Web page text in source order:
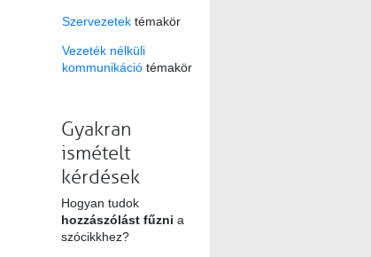
Szervezetektémakör
Vezeték nélküli
kommunikációtémakör
Gyakran
ismételt
kérdések
Hogyan tudok
hozzászólást fűzni a
szócikkhez?